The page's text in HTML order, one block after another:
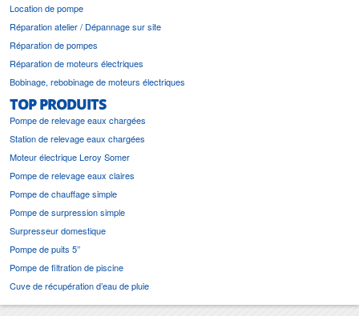
Location de pompe
Réparation atelier / Dépannage sur site
Réparation de pompes
Réparation de moteurs électriques
Bobinage, rebobinage de moteurs électriques
TOP PRODUITS
Pompe de relevage eaux chargées
Station de relevage eaux chargées
Moteur électrique Leroy Somer
Pompe de relevage eaux claires
Pompe de chauffage simple
Pompe de surpression simple
Surpresseur domestique
Pompe de puits 5’’
Pompe de filtration de piscine
Cuve de récupération d’eau de pluie